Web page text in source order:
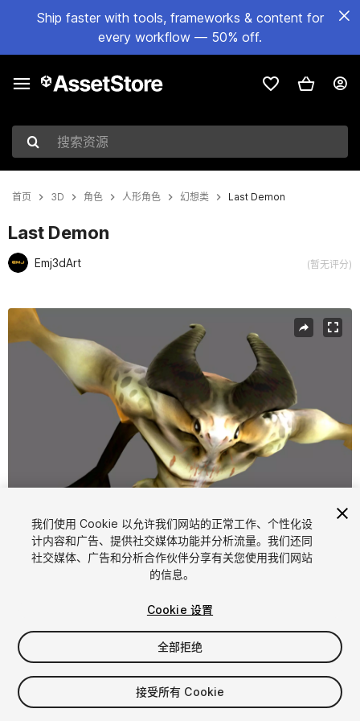
Ship faster with tools, frameworks & content for
every workflow — 50% off.
搜索资源
首页 3D 角色 人形角色 幻想类 Last Demon
Last Demon
Emj3dArt (暂无评分)
当前幻灯片：1 / 11
1/11
$9.99
增值税将在结算时计算
我们使用 Cookie 以允许我们网站的正常工作、个性化设
计内容和广告、提供社交媒体功能并分析流量。我们还同
社交媒体、广告和分析合作伙伴分享有关您使用我们网站
的信息。
Cookie 设置
全部拒绝
接受所有 Cookie